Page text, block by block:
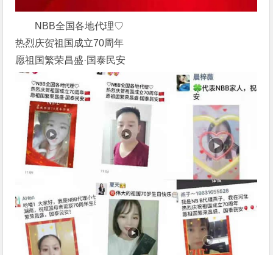
NBB全国各地代理♡
热烈庆贺祖国成立70周年
愿祖国繁荣昌盛·国泰民安